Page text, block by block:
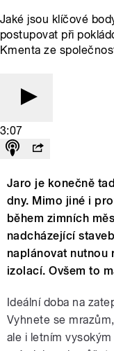
Jaké jsou klíčové
postupovat při
Kmenta ze
3:07
Jaro je konečně
dny. Mimo jiné i
během zimních
nadcházející
naplánovat nutnou
izolací. Ovšem to
Ideální doba na
Vyhnete se
ale i letním